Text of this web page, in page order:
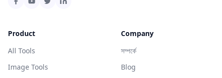
Product
All Tools
Image Tools
Company
সম্পর্কে
Blog